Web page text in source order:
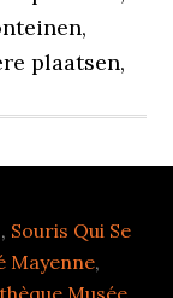
plaatsen,
, Souris Qui Se
Mayenne,
Musée